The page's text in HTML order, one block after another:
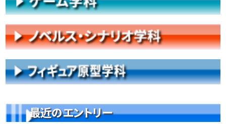
最近のエントリー